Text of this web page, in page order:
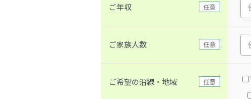
ご年収 任意
ご家族人数 任意
ご希望の沿線・地域 任意